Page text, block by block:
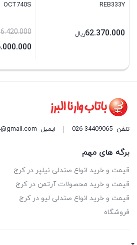
REB333Y
62.370.000ریال
OCT740S
تلفن 026-34409065 ایمیل
برگه های مهم
قیمت و خرید انواع صندلی نیلپر در کرج
قیمت و خرید محصولات آرتمن در کرج
قیمت و خرید انواع صندلی لیو در کرج
فروشگاه